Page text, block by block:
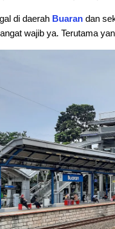
di daerah Buaran dan
wajib ya. Terutama